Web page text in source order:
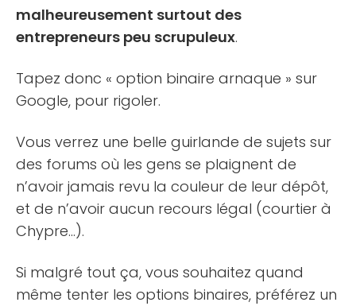
malheureusement surtout des
entrepreneurs peu scrupuleux.
Tapez donc « option binaire arnaque » sur
Google, pour rigoler.
Vous verrez une belle guirlande de sujets sur
des forums où les gens se plaignent de
n’avoir jamais revu la couleur de leur dépôt,
et de n’avoir aucun recours légal (courtier à
Chypre…).
Si malgré tout ça, vous souhaitez quand
même tenter les options binaires, préférez un